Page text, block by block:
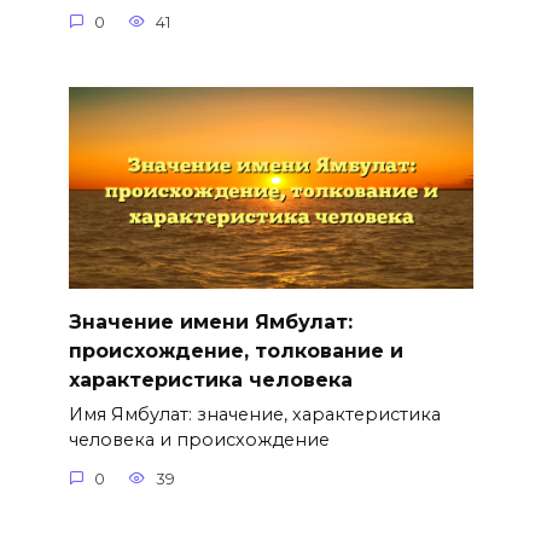
0 41
Значение имени Ямбулат:
происхождение, толкование и
характеристика человека
Имя Ямбулат: значение, характеристика
человека и происхождение
0 39